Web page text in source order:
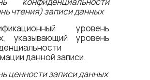
чтения) записи данных
уровень
указывающий уровень
данной записи.
ценности записи данных